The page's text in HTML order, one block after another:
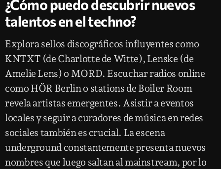
¿Cómo puedo descubrir nuevos
talentos en el techno?
Explora sellos discográficos influyentes como
KNTXT (de Charlotte de Witte), Lenske (de
Amelie Lens) o MORD. Escuchar radios online
como HÖR Berlin o stations de Boiler Room
revela artistas emergentes. Asistir a eventos
locales y seguir a curadores de música en redes
sociales también es crucial. La escena
underground constantemente presenta nuevos
nombres que luego saltan al mainstream, por lo